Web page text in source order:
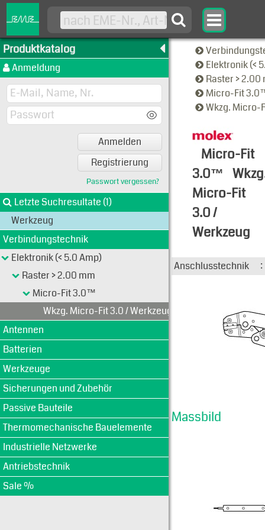
Produktkatalog
Anmeldung
Anmelden
Registrierung
Passwort vergessen?
Letzte Suchresultate (1)
Werkzeug
Verbindungstechnik
Elektronik (< 5.0 Amp)
Raster > 2.00 mm
Micro-Fit 3.0™
Wkzg. Micro-Fit 3.0 / Werkzeug
Antennen
Batterien
Werkzeuge
Sicherungen und Zubehör
Passive Bauteile
Thermomechanische Bauelemente
Industrielle Netzwerke
Antriebstechnik
Sale %
Elektronik (<
Raster >
Micro-Fit
Wkzg. Micro-
Micro-Fit
3.0™
Micro-Fit
3.0 /
Werkzeug
Typen-
Anschlusstechnik :
Massbild